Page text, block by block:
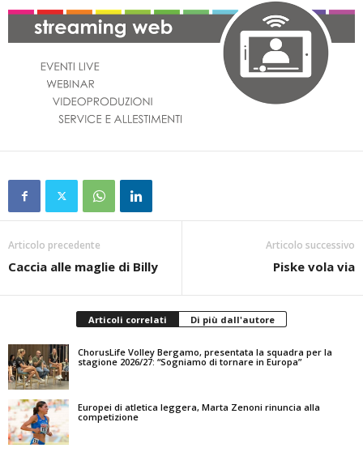
Articolo precedente
Caccia alle maglie di Billy
Articolo successivo
Piske vola via
Articoli correlati Di più dall'autore
ChorusLife Volley Bergamo, presentata la squadra per la
stagione 2026/27: “Sogniamo di tornare in Europa”
Europei di atletica leggera, Marta Zenoni rinuncia alla
competizione